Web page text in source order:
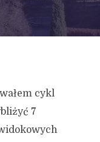
cykl
7